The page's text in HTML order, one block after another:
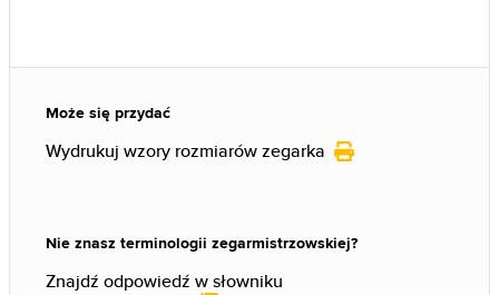
Może się przydać
Wydrukuj wzory rozmiarów zegarka
Nie znasz terminologii zegarmistrzowskiej?
Znajdź odpowiedź w słowniku